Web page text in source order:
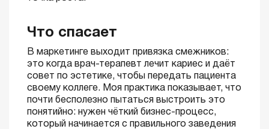
Что спасает
В маркетинге выходит привязка смежников:
это когда врач-терапевт лечит кариес и даёт
совет по эстетике, чтобы передать пациента
своему коллеге. Моя практика показывает, что
почти бесполезно пытаться выстроить это
понятийно: нужен чёткий бизнес-процесс,
который начинается с правильного заведения